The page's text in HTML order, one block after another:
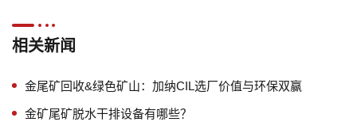
相关新闻
金尾矿回收&绿色矿山：加纳CIL选厂价值与环保双赢
金矿尾矿脱水干排设备有哪些？